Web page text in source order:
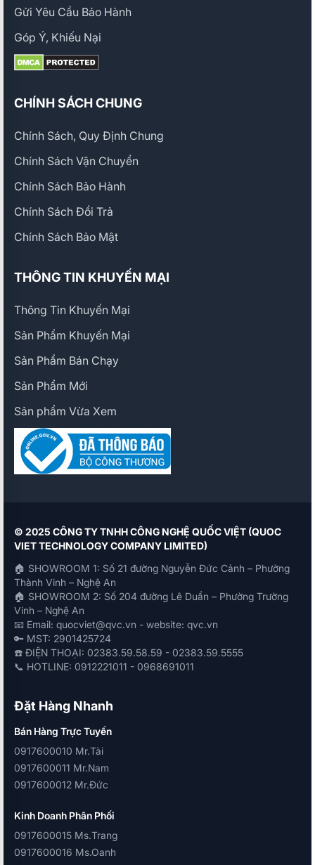
Gửi Yêu Cầu Bảo Hành
Góp Ý, Khiếu Nại
CHÍNH SÁCH CHUNG
Chính Sách, Quy Định Chung
Chính Sách Vận Chuyển
Chính Sách Bảo Hành
Chính Sách Đổi Trả
Chính Sách Bảo Mật
THÔNG TIN KHUYẾN MẠI
Thông Tin Khuyến Mại
Sản Phẩm Khuyến Mại
Sản Phẩm Bán Chạy
Sản Phẩm Mới
Sản phẩm Vừa Xem
© 2025 CÔNG TY TNHH CÔNG NGHỆ QUỐC VIỆT (QUOC
VIET TECHNOLOGY COMPANY LIMITED)
🏠 SHOWROOM 1: Số 21 đường Nguyễn Đức Cảnh – Phường
Thành Vinh – Nghệ An
🏠 SHOWROOM 2: Số 204 đường Lê Duẩn – Phường Trường
Vinh – Nghệ An
📧 Email: quocviet@qvc.vn - website: qvc.vn
🔑 MST: 2901425724
☎️ ĐIỆN THOẠI: 02383.59.58.59 - 02383.59.5555
📞 HOTLINE: 0912221011 - 0968691011
Đặt Hàng Nhanh
Bán Hàng Trực Tuyến
0917600010 Mr.Tài
0917600011 Mr.Nam
0917600012 Mr.Đức
Kinh Doanh Phân Phối
0917600015 Ms.Trang
0917600016 Ms.Oanh